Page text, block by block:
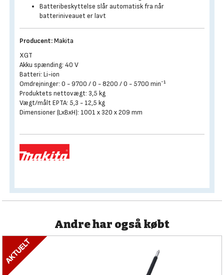
Batteribeskyttelse slår automatisk fra når
batteriniveauet er lavt
Producent:Makita
XGT
Akku spænding: 40 V
Batteri: Li-ion
Omdrejninger: 0 - 9700 / 0 - 8200 / 0 - 5700 min⁻¹
Produktets nettovægt: 3,5 kg
Vægt/målt EPTA: 5,3 - 12,5 kg
Dimensioner (LxBxH): 1001 x 320 x 209 mm
Andre har også købt